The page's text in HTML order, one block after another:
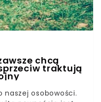
chcą
traktują
naszej osobowości.